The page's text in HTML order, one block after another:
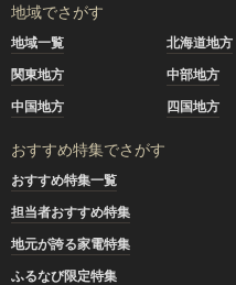
地域でさがす
地域一覧 北海道地方
関東地方
中部地方
中国地方
四国地方
おすすめ特集でさがす
おすすめ特集一覧
担当者おすすめ特集
地元が誇る家電特集
ふるなび限定特集